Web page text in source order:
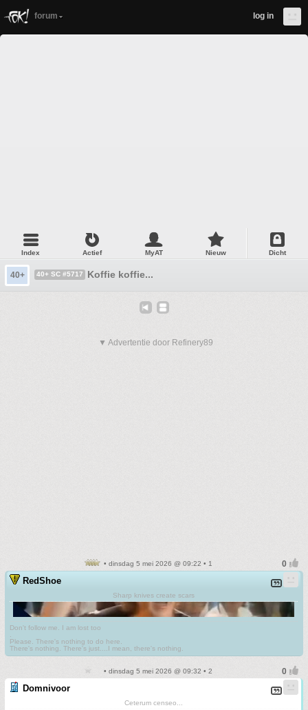
forum log in
Index Actief MyAT Nieuw Dicht
40+ 40+ SC #5717 Koffie koffie...
▼ Advertentie door Refinery89
• dinsdag 5 mei 2026 @ 09:22 • 1
RedShoe
Sharp knives create scars
Don't follow me. I am lost too
Please. There's nothing to do here.
There's nothing. There's just....I mean, there's nothing.
• dinsdag 5 mei 2026 @ 09:32 • 2
Domnivoor
Ceterum censeo...